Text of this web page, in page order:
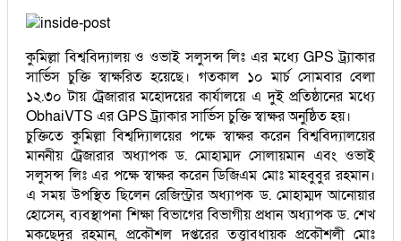
কুমিল্লা বিশ্ববিদ্যালয় ও ওভাই সলুসন্স লিঃ এর মধ্যে GPS ট্র্যাকার
সার্ভিস চুক্তি স্বাক্ষরিত হয়েছে। গতকাল ১০ মার্চ সোমবার বেলা
১২.৩০ টায় ট্রেজারার মহোদয়ের কার্যালয়ে এ দুই প্রতিষ্ঠানের মধ্যে
ObhaiVTS এর GPS ট্র্যাকার সার্ভিস চুক্তি স্বাক্ষর অনুষ্ঠিত হয়।
চুক্তিতে কুমিল্লা বিশ্বদ্যিালয়ের পক্ষে স্বাক্ষর করেন বিশ্ববিদ্যালয়ের
মাননীয় ট্রেজারার অধ্যাপক ড. মোহাম্মদ সোলায়মান এবং ওভাই
সলুসন্স লিঃ এর পক্ষে স্বাক্ষর করেন ডিজিএম মোঃ মাহবুবুর রহমান।
এ সময় উপস্থিত ছিলেন রেজিস্ট্রার অধ্যাপক ড. মোহাম্মদ আনোয়ার
হোসেন, ব্যবস্থাপনা শিক্ষা বিভাগের বিভাগীয় প্রধান অধ্যাপক ড. শেখ
মকছেদুর রহমান, প্রকৌশল দপ্তরের তত্ত্বাবধায়ক প্রকৌশলী মোঃ